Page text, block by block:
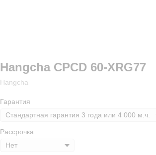
Hangcha CPCD 60-XRG77
Hangcha
Гарантия
Рассрочка